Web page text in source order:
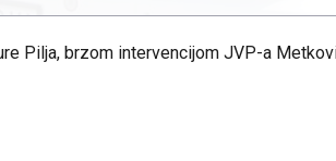
Pilja, brzom intervencijom JVP-a